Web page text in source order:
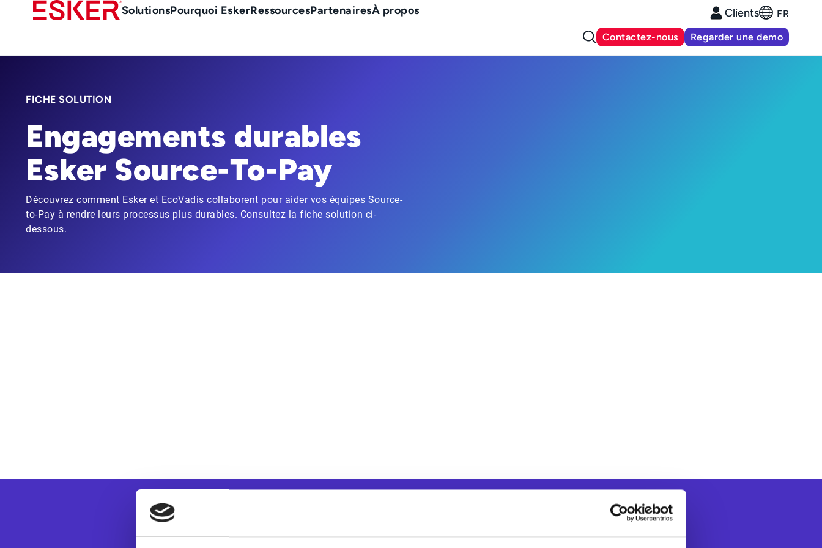
content
Main
fr
SolutionsPourquoi EskerRessourcesPartenairesÀ propos Clients FR
Contactez-nous Regarder une demo
FICHE SOLUTION
Engagements durables
Esker Source-To-Pay
Découvrez comment Esker et EcoVadis collaborent pour aider vos équipes Source-
to-Pay à rendre leurs processus plus durables. Consultez la fiche solution ci-
dessous.